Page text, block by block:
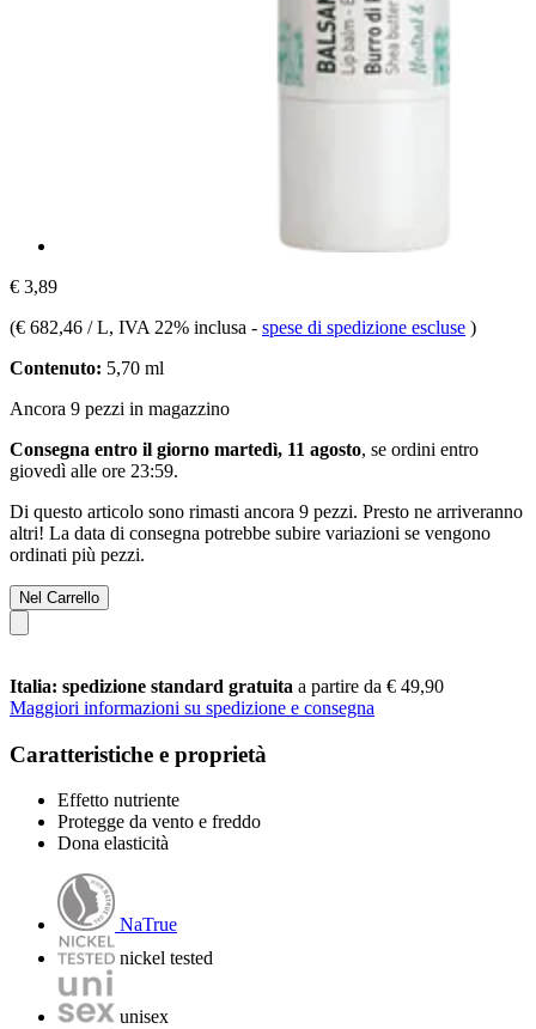
€ 3,89
(€ 682,46 / L, IVA 22% inclusa - spese di spedizione escluse )
Contenuto: 5,70 ml
Ancora 9 pezzi in magazzino
Consegna entro il giorno martedì, 11 agosto, se ordini entro
giovedì alle ore 23:59.
Di questo articolo sono rimasti ancora 9 pezzi. Presto ne arriveranno
altri! La data di consegna potrebbe subire variazioni se vengono
ordinati più pezzi.
Nel Carrello
Italia: spedizione standard gratuita a partire da € 49,90
Maggiori informazioni su spedizione e consegna
Caratteristiche e proprietà
Effetto nutriente
Protegge da vento e freddo
Dona elasticità
NaTrue
nickel tested
unisex